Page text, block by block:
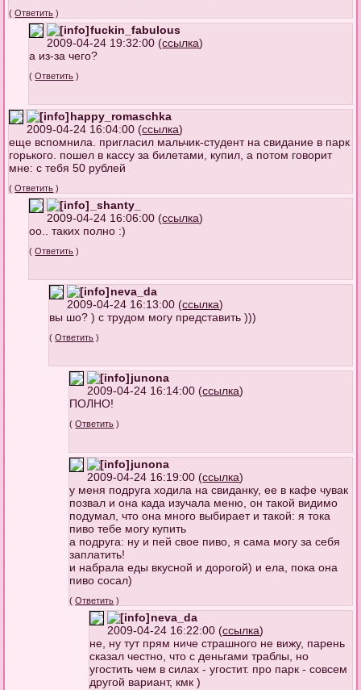
(Ответить )
fuckin_fabulous
2009-04-24 19:32:00 (ссылка)
а из-за чего?
(Ответить )
happy_romaschka
2009-04-24 16:04:00 (ссылка)
еще вспомнила. пригласил мальчик-студент на свидание в парк
горького. пошел в кассу за билетами, купил, а потом говорит
мне: с тебя 50 рублей
(Ответить )
_shanty_
2009-04-24 16:06:00 (ссылка)
оо.. таких полно :)
(Ответить )
neva_da
2009-04-24 16:13:00 (ссылка)
вы шо? ) с трудом могу представить )))
(Ответить )
junona
2009-04-24 16:14:00 (ссылка)
ПОЛНО!
(Ответить )
junona
2009-04-24 16:19:00 (ссылка)
у меня подруга ходила на свиданку, ее в кафе чувак
позвал и она када изучала меню, он такой видимо
подумал, что она много выбирает и такой: я тока
пиво тебе могу купить
а подруга: ну и пей свое пиво, я сама могу за себя
заплатить!
и набрала еды вкусной и дорогой) и ела, пока она
пиво сосал)
(Ответить )
neva_da
2009-04-24 16:22:00 (ссылка)
не, ну тут прям ниче страшного не вижу, парень
сказал честно, что с деньгами траблы, но
угостить чем в силах - угостит. про парк - совсем
другой вариант, кмк )